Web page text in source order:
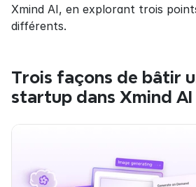
Xmind AI, en explorant trois
différents.
Trois façons de bâtir
startup dans Xmind AI